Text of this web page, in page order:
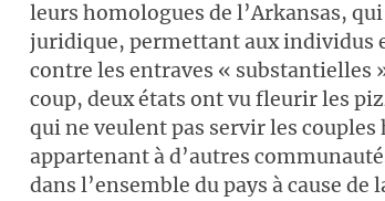
leurs homologues de l’Arkansas,
juridique, permettant aux individus
contre les entraves « substantielles
coup, deux états ont vu fleurir les
qui ne veulent pas servir les
appartenant à d’autres
dans l’ensemble du pays à cause